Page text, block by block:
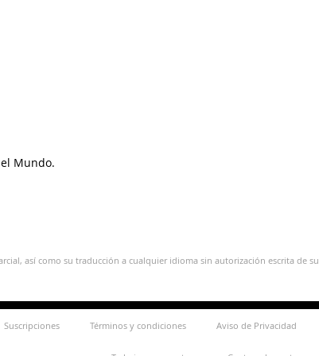
Mundo.
así como su traducción a cualquier idioma sin autorización escrita de su
Suscripciones Términos y condiciones Aviso de Privacidad